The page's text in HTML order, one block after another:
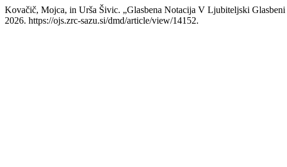
Kovačič, Mojca, in Urša Šivic. „Glasbena Notacija V Ljubiteljski
2026. https://ojs.zrc-sazu.si/dmd/article/view/14152.